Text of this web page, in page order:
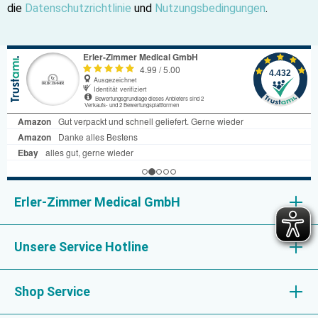
optimale Detailgenauigkeit, Anpassungsfähigkeit und
Mediziner und Gesundheitsfachkräfte bestmöglich auf
ihre berufliche Praxis vorzubereiten. Gleichfalls sind
unsere Modelle unverzichtbar zur Patientenaufklärung.
die Datenschutzrichtlinie und Nutzungsbedingungen.
Erler-Zimmer Medical GmbH
Unsere Service Hotline
Shop Service